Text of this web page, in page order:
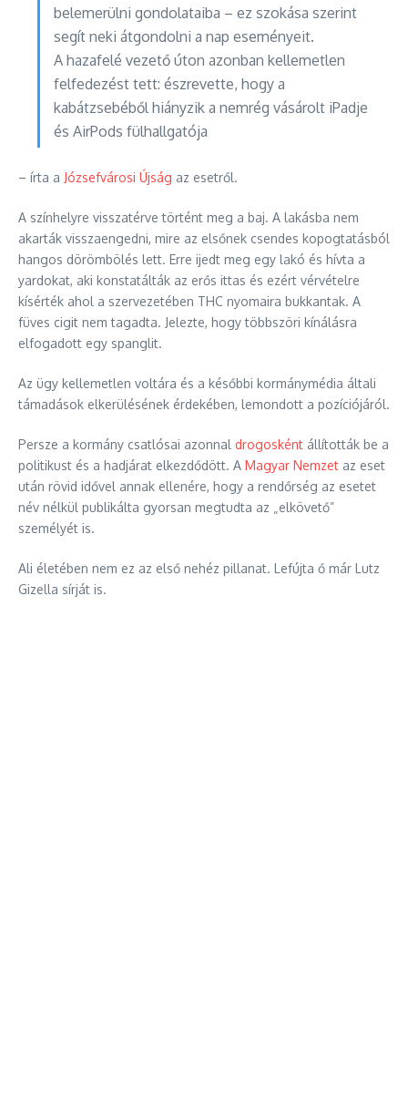
belemerülni gondolataiba – ez szokása szerint
segít neki átgondolni a nap eseményeit.
A hazafelé vezető úton azonban kellemetlen
felfedezést tett: észrevette, hogy a
kabátzsebéből hiányzik a nemrég vásárolt iPadje
és AirPods fülhallgatója
– írta a Józsefvárosi Újság az esetről.
A színhelyre visszatérve történt meg a baj. A lakásba nem
akarták visszaengedni, mire az elsőnek csendes kopogtatásból
hangos dörömbölés lett. Erre ijedt meg egy lakó és hívta a
yardokat, aki konstatálták az erős ittas és ezért vérvételre
kísérték ahol a szervezetében THC nyomaira bukkantak. A
füves cigit nem tagadta. Jelezte, hogy többszöri kínálásra
elfogadott egy spanglit.
Az ügy kellemetlen voltára és a későbbi kormánymédia általi
támadások elkerülésének érdekében, lemondott a pozíciójáról.
Persze a kormány csatlósai azonnal drogosként állították be a
politikust és a hadjárat elkezdődött. A Magyar Nemzet az eset
után rövid idővel annak ellenére, hogy a rendőrség az esetet
név nélkül publikálta gyorsan megtudta az „elkövető”
személyét is.
Ali életében nem ez az első nehéz pillanat. Lefújta ő már Lutz
Gizella sírját is.